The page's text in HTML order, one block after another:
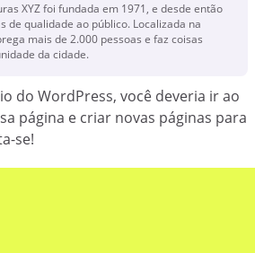
XYZ foi fundada em 1971, e desde então
de qualidade ao público. Localizada na
mais de 2.000 pessoas e faz coisas
da cidade.
do WordPress, você deveria ir ao
página e criar novas páginas para
se!